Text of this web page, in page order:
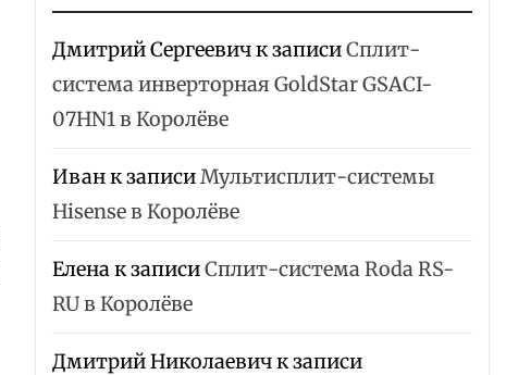
Дмитрий Сергеевичк записиСплит-
система инверторная GoldStar GSACI-
07HN1 в Королёве
Иванк записиМультисплит-системы
Hisense в Королёве
Еленак записиСплит-система Roda RS-
RU в Королёве
Дмитрий Николаевичк записи